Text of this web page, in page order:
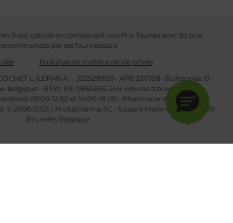
% est calculé en comparant nos Prix Jaunes avec les prix
par les fournisseurs
Politique en matière de vie privée
L./LEPAN A. - 3225299159 - APB 237708- Buitenplas 19 -
Belgique - BTW: BE 0866.855.346 -Heures d'ouverture
09:00-12:30 et 14:00-18:00 - Pharmacie de garde :
© 2006-2025 | Multipharma SC - Square Marie Curie 30 - 1070
Bruxelles Belgique